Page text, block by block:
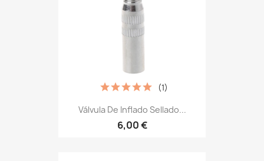
Válvula De Inflado Sellado...
6,00 €
(1)